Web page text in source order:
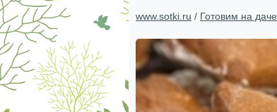
www.sotki.ru / Готовим на даче